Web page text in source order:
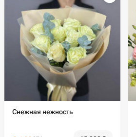
Снежная нежность